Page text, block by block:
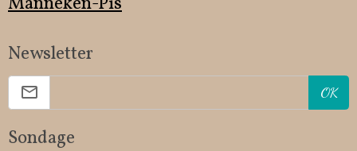
Newsletter
OK
Sondage